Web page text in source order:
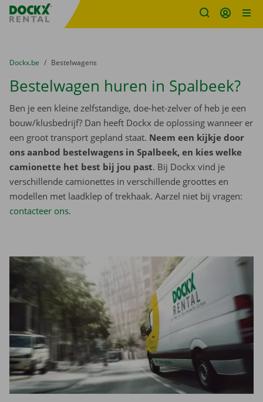
Fratello DEMO
U bevindt zich hier:
van
Dockx.be naar
Bestelwagens
Bestelwagen huren in Spalbeek?
Ben je een kleine zelfstandige, doe-het-zelver of heb je een
bouw/klusbedrijf? Dan heeft Dockx de oplossing wanneer er
een groot transport gepland staat. Neem een kijkje door
ons aanbod bestelwagens in Spalbeek, en kies welke
camionette het best bij jou past. Bij Dockx vind je
verschillende camionettes in verschillende groottes en
modellen met laadklep of trekhaak. Aarzel niet bij vragen:
contacteer ons.